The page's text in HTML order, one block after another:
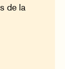
de la